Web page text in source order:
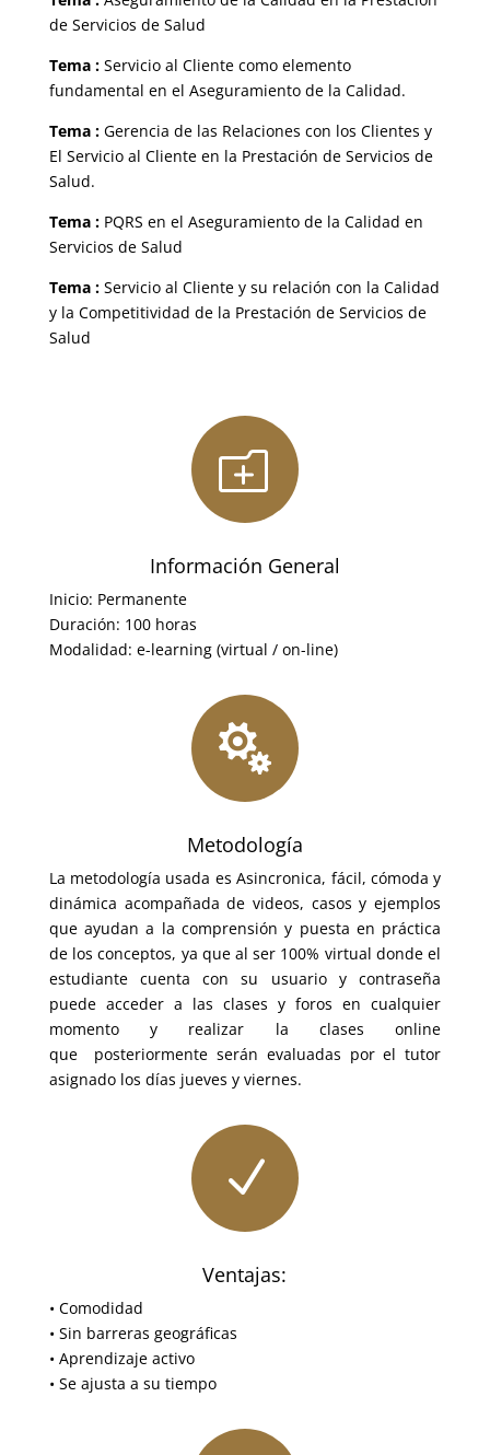
de Servicios de Salud
Tema :Servicio al Cliente como elemento
fundamental en el Aseguramiento de la Calidad.
Tema :Gerencia de las Relaciones con los Clientes y
El Servicio al Cliente en la Prestación de Servicios de
Salud.
Tema :PQRS en el Aseguramiento de la Calidad en
Servicios de Salud
Tema : Servicio al Cliente y su relación con la Calidad
y la Competitividad de la Prestación de Servicios de
Salud
o
Información General
Inicio: Permanente
Duración: 100 horas
Modalidad: e-learning (virtual / on-line)

Metodología
La metodología usada es Asincronica, fácil, cómoda y
dinámica acompañada de videos, casos y ejemplos
que ayudan a la comprensión y puesta en práctica
de los conceptos, ya que al ser 100% virtual donde el
estudiante cuenta con su usuario y contraseña
puede acceder a las clases y foros en cualquier
momento y realizar la clases online
que posteriormente serán evaluadas por el tutor
asignado los días jueves y viernes.
N
Ventajas:
• Comodidad
• Sin barreras geográficas
• Aprendizaje activo
• Se ajusta a su tiempo